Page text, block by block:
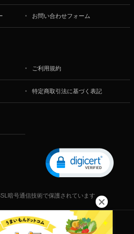
お問い合わせフォーム
ご利用規約
特定商取引法に基づく表記
暗号通信技術で保護されています